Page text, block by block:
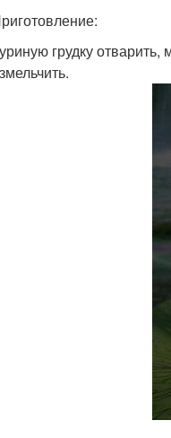
грудку